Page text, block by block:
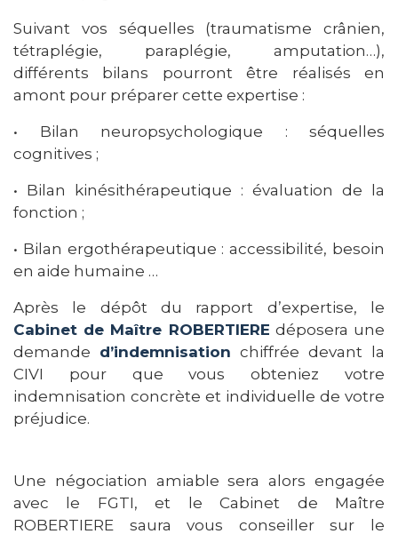
Suivant vos séquelles (traumatisme crânien,
tétraplégie, paraplégie, amputation…),
différents bilans pourront être réalisés en
amont pour préparer cette expertise :
• Bilan neuropsychologique : séquelles
cognitives ;
• Bilan kinésithérapeutique : évaluation de la
fonction ;
• Bilan ergothérapeutique : accessibilité, besoin
en aide humaine …
Après le dépôt du rapport d’expertise, le
Cabinet de Maître ROBERTIERE déposera une
demande d’indemnisation chiffrée devant la
CIVI pour que vous obteniez votre
indemnisation concrète et individuelle de votre
préjudice.
Une négociation amiable sera alors engagée
avec le FGTI, et le Cabinet de Maître
ROBERTIERE saura vous conseiller sur le